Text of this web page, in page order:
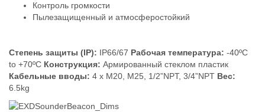
Контроль громкости
Пылезащищенный и атмосферостойкий
Степень защиты (IP): IP66/67 Рабочая температура: -40ºC
to +70ºC Конструкция: Армированный стеклом пластик
Кабельные вводы: 4 x M20, M25, 1/2”NPT, 3/4”NPT Вес:
6.5kg